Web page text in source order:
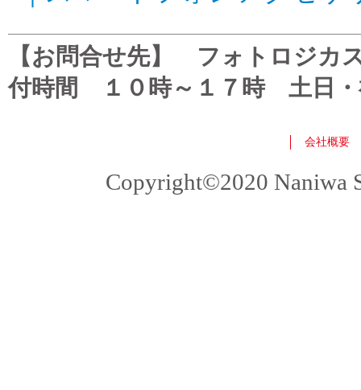
【お問合せ先】 フォトロジ
付時間 １０時～１７時 土日・
会社概要
Copyright©2020 Naniwa